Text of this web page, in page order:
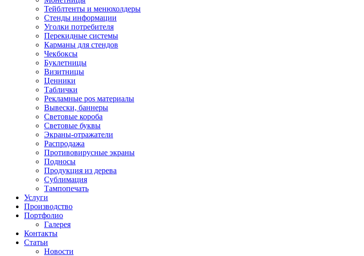
Тейблтенты и менюхолдеры
Стенды информации
Уголки потребителя
Перекидные системы
Карманы для стендов
Чекбоксы
Буклетницы
Визитницы
Ценники
Таблички
Рекламные pos материалы
Вывески, баннеры
Световые короба
Световые буквы
Экраны-отражатели
Распродажа
Противовирусные экраны
Подносы
Продукция из дерева
Сублимация
Тампопечать
Услуги
Производство
Портфолио
Галерея
Контакты
Статьи
Новости